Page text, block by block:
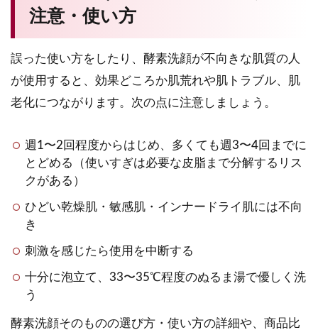
注意・使い方
誤った使い方をしたり、酵素洗顔が不向きな肌質の人
が使用すると、効果どころか肌荒れや肌トラブル、肌
老化につながります。次の点に注意しましょう。
週1〜2回程度からはじめ、多くても週3〜4回までに
とどめる（使いすぎは必要な皮脂まで分解するリス
クがある）
ひどい乾燥肌・敏感肌・インナードライ肌には不向
き
刺激を感じたら使用を中断する
十分に泡立て、33〜35℃程度のぬるま湯で優しく洗
う
酵素洗顔そのものの選び方・使い方の詳細や、商品比